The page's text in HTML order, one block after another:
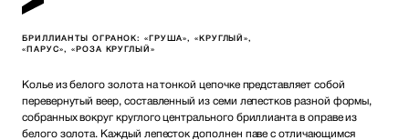
БРИЛЛИАНТЫ ОГРАНОК: «ГРУША», «КРУГЛЫЙ»,
«ПАРУС», «РОЗА КРУГЛЫЙ»
Колье из белого золота на тонкой цепочке представляет собой
перевернутый веер, составленный из семи лепестков разной формы,
собранных вокруг круглого центрального бриллианта в оправе из
белого золота. Каждый лепесток дополнен паве с отличающимся